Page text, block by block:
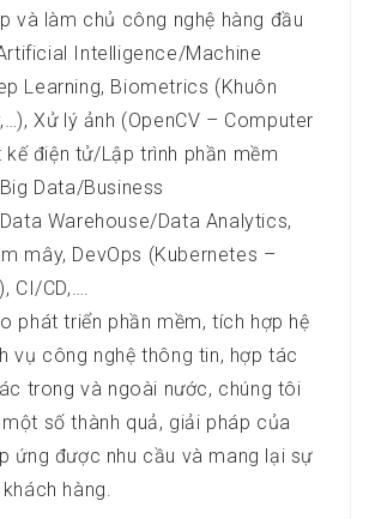
và làm chủ công nghệ hàng đầu
Intelligence/Machine
Learning, Biometrics (Khuôn
Xử lý ảnh (OpenCV – Computer
kế điện tử/Lập trình phần mềm
Data/Business
Warehouse/Data Analytics,
mây, DevOps (Kubernetes –
CI/CD,….
phát triển phần mềm, tích hợp hệ
vụ công nghệ thông tin, hợp tác
trong và ngoài nước, chúng tôi
số thành quả, giải pháp của
ứng được nhu cầu và mang lại sự
hàng.